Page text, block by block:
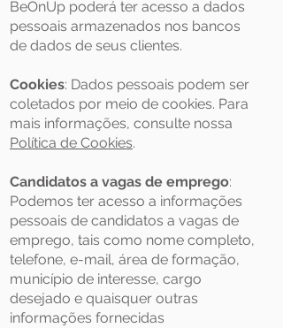
BeOnUp poderá ter acesso a dados
pessoais armazenados nos bancos
de dados de seus clientes.
Cookies: Dados pessoais podem ser
coletados por meio de cookies. Para
mais informações, consulte nossa
Política de Cookies.
Candidatos a vagas de emprego:
Podemos ter acesso a informações
pessoais de candidatos a vagas de
emprego, tais como nome completo,
telefone, e-mail, área de formação,
município de interesse, cargo
desejado e quaisquer outras
informações fornecidas